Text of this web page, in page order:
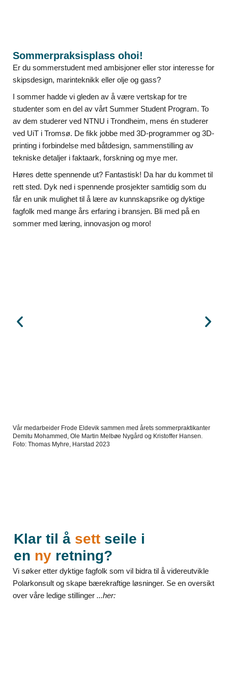
Sommerpraksisplass ohoi!
Er du sommerstudent med ambisjoner eller stor interesse for
skipsdesign, marinteknikk eller olje og gass?
I sommer hadde vi gleden av å være vertskap for tre
studenter som en del av vårt Summer Student Program. To
av dem studerer ved NTNU i Trondheim, mens én studerer
ved UiT i Tromsø. De fikk jobbe med 3D-programmer og 3D-
printing i forbindelse med båtdesign, sammenstilling av
tekniske detaljer i faktaark, forskning og mye mer.
Høres dette spennende ut? Fantastisk! Da har du kommet til
rett sted. Dyk ned i spennende prosjekter samtidig som du
får en unik mulighet til å lære av kunnskapsrike og dyktige
fagfolk med mange års erfaring i bransjen. Bli med på en
sommer med læring, innovasjon og moro!
Vår medarbeider Frode Eldevik sammen med årets sommerpraktikanter
Demitu Mohammed, Ole Martin Melbøe Nygård og Kristoffer Hansen.
Foto: Thomas Myhre, Harstad 2023
Klar til å sett seile i
en ny retning?
Vi søker etter dyktige fagfolk som vil bidra til å videreutvikle
Polarkonsult og skape bærekraftige løsninger. Se en oversikt
over våre ledige stillinger ...her: